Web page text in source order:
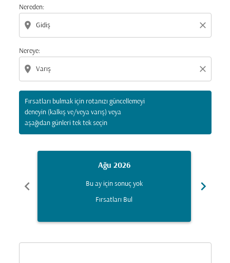
Nereden:
location_on close
Nereye:
location_on close
Fırsatları bulmak için rotanızı güncellemeyi
deneyin (kalkış ve/veya varış) veya
aşağıdan günleri tek tek seçin
chevron_left
Ağu 2026
Bu ay için sonuç yok
Fırsatları Bul
chevron_right